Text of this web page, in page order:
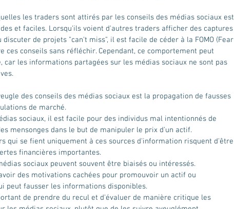
les traders sont attirés par les conseils des médias sociaux est
et faciles. Lorsqu'ils voient d'autres traders afficher des captures
de projets "can't miss", il est facile de céder à la FOMO (Fear
ces conseils sans réfléchir. Cependant, ce comportement peut
car les informations partagées sur les médias sociaux ne sont pas
des conseils des médias sociaux est la propagation de fausses
de marché.
sociaux, il est facile pour des individus mal intentionnés de
mensonges dans le but de manipuler le prix d'un actif.
qui se fient uniquement à ces sources d'information risquent d'être
financières importantes.
sociaux peuvent souvent être biaisés ou intéressés.
des motivations cachées pour promouvoir un actif ou
peut fausser les informations disponibles.
de prendre du recul et d'évaluer de manière critique les